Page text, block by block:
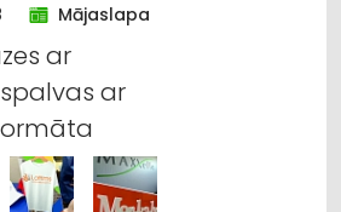
Mājaslapa
ar
ar